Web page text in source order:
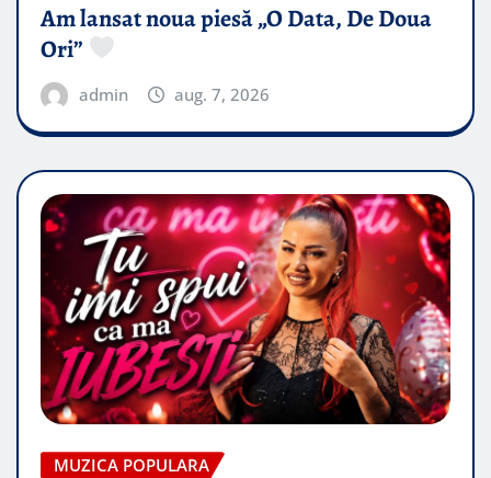
Am lansat noua piesă „O Data, De Doua
Ori”
admin aug. 7, 2026
MUZICA POPULARA